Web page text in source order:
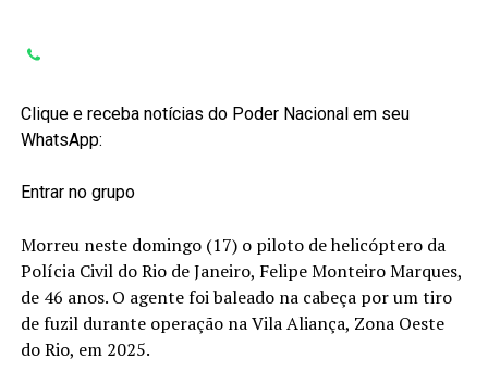
Clique e receba notícias do Poder Nacional em seu
WhatsApp:
Entrar no grupo
Morreu neste domingo (17) o piloto de helicóptero da
Polícia Civil do Rio de Janeiro, Felipe Monteiro Marques,
de 46 anos. O agente foi baleado na cabeça por um tiro
de fuzil durante operação na Vila Aliança, Zona Oeste
do Rio, em 2025.